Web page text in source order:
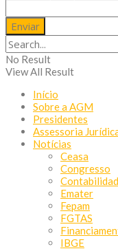
No Result
View All Result
Início
Sobre a AGM
Presidentes
Assessoria
Notícias
Ceasa
Congresso
Emater
Fepam
FGTAS
IBGE